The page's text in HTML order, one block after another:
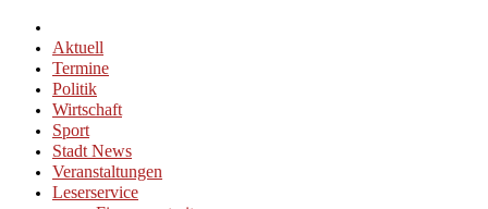
Aktuell
Termine
Politik
Wirtschaft
Sport
Stadt News
Veranstaltungen
Leserservice